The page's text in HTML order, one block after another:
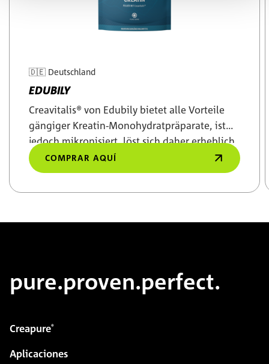
🇩🇪 Deutschland
EDUBILY
Creavitalis® von Edubily bietet alle Vorteile
gängiger Kreatin-Monohydratpräparate, ist
jedoch mikronisiert, löst sich daher erheblich
besser auf.
COMPRAR AQUÍ
pure.proven.perfect.
Creapure®
Aplicaciones